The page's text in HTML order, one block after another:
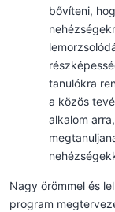
bővíteni,
tanulókra
a közös
alkalom
Nagy örömmel és
program